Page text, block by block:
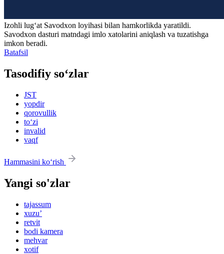
Izohli lugʻat Savodxon loyihasi bilan hamkorlikda yaratildi.
Savodxon dasturi matndagi imlo xatolarini aniqlash va tuzatishga
imkon beradi.
Batafsil
Tasodifiy so‘zlar
JST
yopdir
qorovullik
to‘zi
invalid
vaqf
Hammasini ko‘rish
Yangi so'zlar
tajassum
xuzu’
retvit
bodi kamera
mehvar
xotif